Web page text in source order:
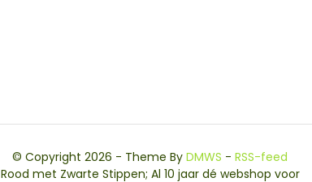
© Copyright 2026 - Theme ByDMWS -RSS-feed
Rood met Zwarte Stippen; Al 10 jaar dé webshop voor